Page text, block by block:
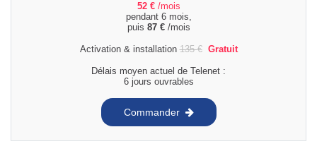
52 € /mois
pendant 6 mois,
puis 87 €/mois
Activation & installation135€ Gratuit
Délais moyen actuel de Telenet :
6 jours ouvrables
Commander